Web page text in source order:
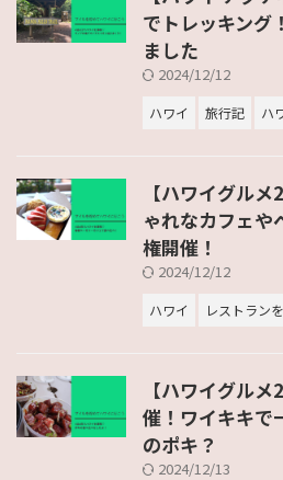
でトレッキング
ました
2024/12/12
ハワイ 旅行記 ハ
【ハワイグル
ゃれなカフェや
権開催！
2024/12/12
ハワイ レストラン
【ハワイグル
催！ワイキキで
のポキ？
2024/12/13